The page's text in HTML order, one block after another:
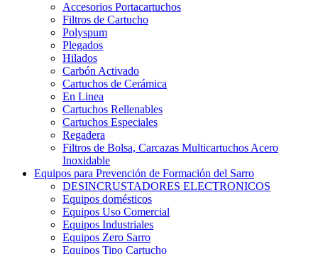
Accesorios Portacartuchos
Filtros de Cartucho
Polyspum
Plegados
Hilados
Carbón Activado
Cartuchos de Cerámica
En Linea
Cartuchos Rellenables
Cartuchos Especiales
Regadera
Filtros de Bolsa, Carcazas Multicartuchos Acero
Inoxidable
Equipos para Prevención de Formación del Sarro
DESINCRUSTADORES ELECTRONICOS
Equipos domésticos
Equipos Uso Comercial
Equipos Industriales
Equipos Zero Sarro
Equipos Tipo Cartucho